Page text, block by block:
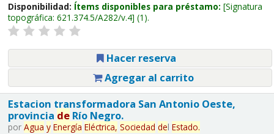
Disponibilidad: Ítems disponibles para préstamo: Signatura
topográfica: 621.374.5/A282/v.4 (1).
Hacer reserva
Agregar al carrito
Estacion transformadora San Antonio Oeste,
provincia deRío Negro.
por Agua y Energía Eléctrica, Sociedad del Estado.